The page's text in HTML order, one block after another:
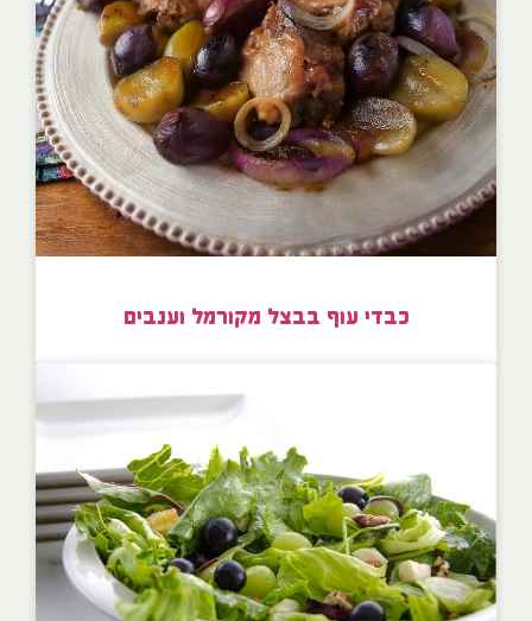
כבדי עוף בבצל מקורמל וענבים